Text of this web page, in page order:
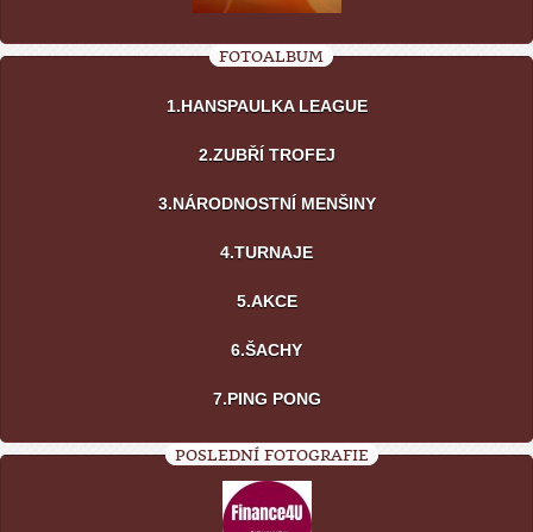
FOTOALBUM
1.HANSPAULKA LEAGUE
2.ZUBŘÍ TROFEJ
3.NÁRODNOSTNÍ MENŠINY
4.TURNAJE
5.AKCE
6.ŠACHY
7.PING PONG
POSLEDNÍ FOTOGRAFIE